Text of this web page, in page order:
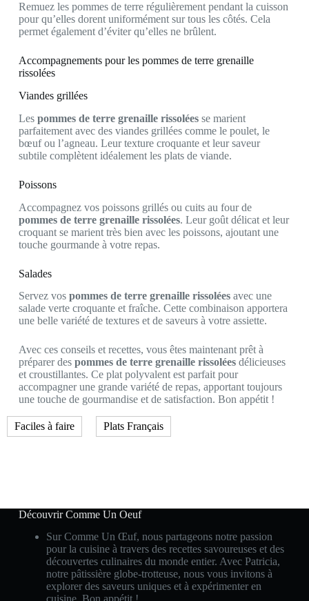
Remuez les pommes de terre régulièrement pendant la cuisson
pour qu’elles dorent uniformément sur tous les côtés. Cela
permet également d’éviter qu’elles ne brûlent.
Accompagnements pour les pommes de terre grenaille
rissolées
Viandes grillées
Les pommes de terre grenaille rissoléesse marient
parfaitement avec des viandes grillées comme le poulet, le
bœuf ou l’agneau. Leur texture croquante et leur saveur
subtile complètent idéalement les plats de viande.
Poissons
Accompagnez vos poissons grillés ou cuits au four de
pommes de terre grenaille rissolées. Leur goût délicat et leur
croquant se marient très bien avec les poissons, ajoutant une
touche gourmande à votre repas.
Salades
Servez vos pommes de terre grenaille rissoléesavec une
salade verte croquante et fraîche. Cette combinaison apportera
une belle variété de textures et de saveurs à votre assiette.
Avec ces conseils et recettes, vous êtes maintenant prêt à
préparer des pommes de terre grenaille rissoléesdélicieuses
et croustillantes. Ce plat polyvalent est parfait pour
accompagner une grande variété de repas, apportant toujours
une touche de gourmandise et de satisfaction. Bon appétit !
Faciles à faire Plats Français
Découvrir Comme Un Oeuf
Sur Comme Un Œuf, nous partageons notre passion
pour la cuisine à travers des recettes savoureuses et des
découvertes culinaires du monde entier. Avec Patricia,
notre pâtissière globe-trotteuse, nous vous invitons à
explorer des saveurs uniques et à expérimenter en